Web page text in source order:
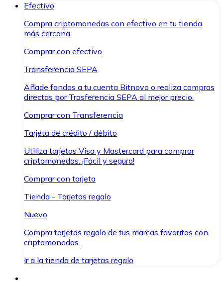
Efectivo
Compra criptomonedas con efectivo en tu tienda
más cercana.
Comprar con efectivo
Transferencia SEPA
Añade fondos a tu cuenta Bitnovo o realiza compras
directas por Trasferencia SEPA al mejor precio.
Comprar con Transferencia
Tarjeta de crédito / débito
Utiliza tarjetas Visa y Mastercard para comprar
criptomonedas. ¡Fácil y seguro!
Comprar con tarjeta
Tienda - Tarjetas regalo
Nuevo
Compra tarjetas regalo de tus marcas favoritas con
criptomonedas.
Ir a la tienda de tarjetas regalo